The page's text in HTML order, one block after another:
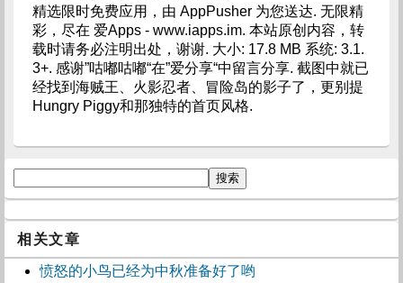
精选限时免费应用，由 AppPusher 为您送达. 无限精
彩，尽在 爱Apps - www.iapps.im. 本站原创内容，转
载时请务必注明出处，谢谢. 大小: 17.8 MB 系统: 3.1.
3+. 感谢”咕嘟咕嘟“在”爱分享“中留言分享. 截图中就已
经找到海贼王、火影忍者、冒险岛的影子了，更别提
Hungry Piggy和那独特的首页风格.
相关文章
愤怒的小鸟已经为中秋准备好了哟